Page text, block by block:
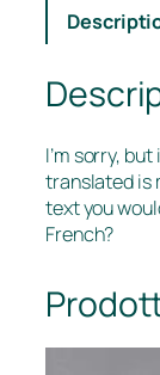
I’m sorry,
translated is
text you
French?